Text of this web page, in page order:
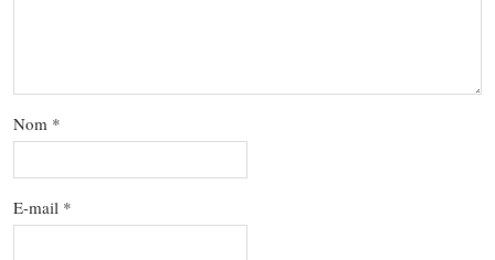
Nom *
E-mail *